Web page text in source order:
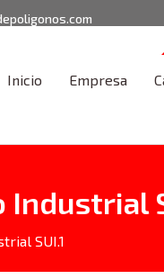
Inicio Empresa
SUI.1